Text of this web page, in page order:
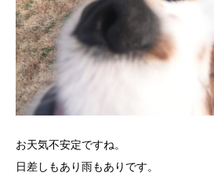
お天気不安定ですね。
日差しもあり雨もありです。